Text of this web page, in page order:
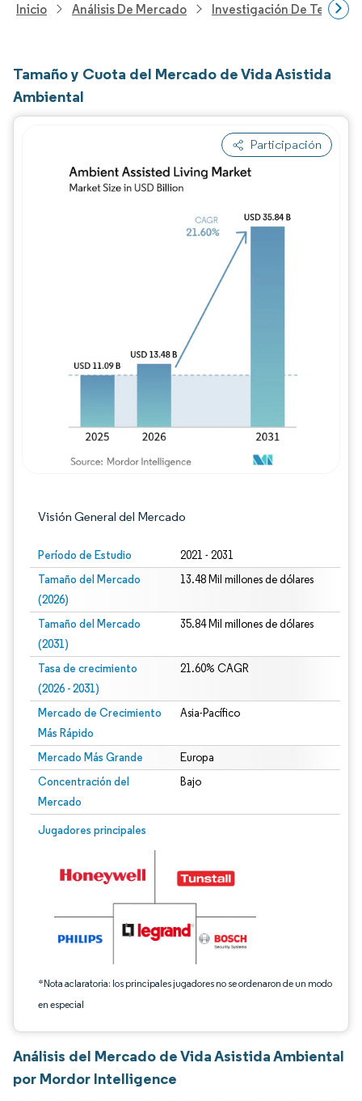
Inicio Análisis De Mercado Investigación De
Tamaño y Cuota del Mercado de Vida Asistida
Ambiental
Participación
Visión General del Mercado
Período de Estudio 2021 - 2031
Tamaño del Mercado
(2026)
13.48 Mil millones de dólares
Tamaño del Mercado
(2031)
35.84 Mil millones de dólares
Tasa de crecimiento
(2026 - 2031)
21.60% CAGR
Mercado de Crecimiento
Más Rápido
Asia-Pacífico
Mercado Más Grande Europa
Concentración del
Mercado
Bajo
Jugadores principales
*Nota aclaratoria: los principales jugadores no se ordenaron de un modo
en especial
Imagen © Mordor Intelligence. El uso requiere atribución según CC BY 4.0.
Imagen © Mordor Intelligence. El uso
Análisis del Mercado de Vida Asistida Ambiental
por Mordor Intelligence